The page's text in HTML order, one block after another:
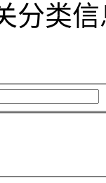
分类